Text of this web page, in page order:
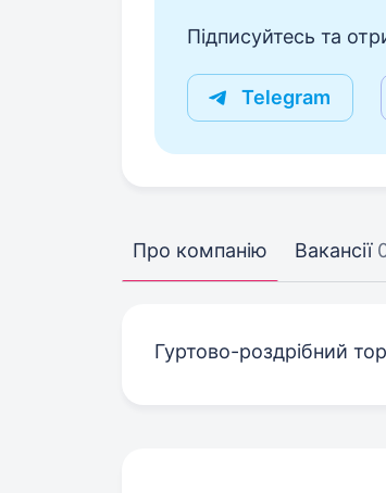
Підписуйтесь та
Telegram
Про компанію Вакансії
Гуртово-роздрібний